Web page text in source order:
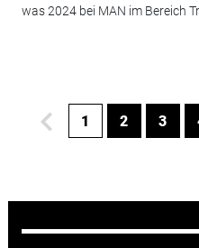
was 2024 bei MAN im Bereich
1 2 3